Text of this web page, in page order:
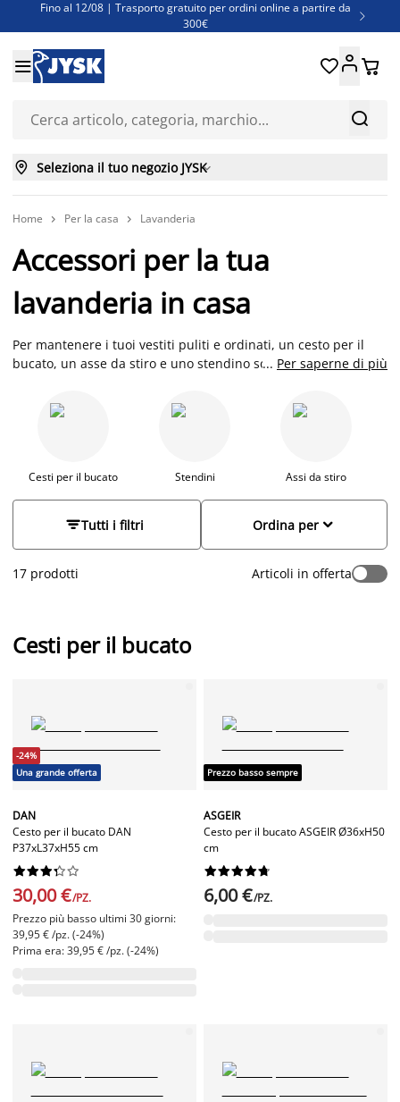
Fino al 12/08 | Trasporto gratuito per ordini online a partire da
300€

Super offerte d'estate | Oltre 1.500 articoli fino al 70%
Finanziamenti - Scegli il piano di rimborso più adatto a te


 
 Seleziona il tuo negozio JYSK
Home  Per la casa  Lavanderia
Accessori per la tua
lavanderia in casa
Per mantenere i tuoi vestiti puliti e ordinati, un cesto per il
bucato, un asse da stiro e uno stendino sono essenziali.
da usare. Da JYSK, offriamo assi da stiro e stendibiancheria di
alta qualità in varie dimensioni. Scopri anche la nostra
soddisfa le tue esigenze.
... Per saperne di più
Cesti per il bucato Stendini Assi da stiro
Tutti i filtri 
Ordina per
17 prodotti Articoli in offerta
Cesti per il bucato
-24%
Una grande offerta
DAN
Cesto per il bucato DAN
P37xL37xH55 cm






30,00 €/PZ.
Prezzo più basso ultimi 30 giorni:
39,95 € /pz. (-24%)
Prima era: 39,95 € /pz. (-24%)
Prezzo basso sempre
ASGEIR
Cesto per il bucato ASGEIR Ø36xH50
cm






6,00 €/PZ.